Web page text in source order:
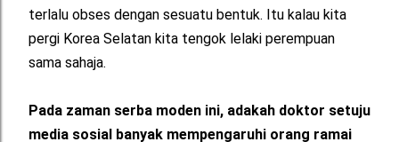
terlalu obses dengan sesuatu bentuk. Itu kalau kita
pergi Korea Selatan kita tengok lelaki perempuan
sama sahaja.
Pada zaman serba moden ini, adakah doktor setuju
media sosial banyak mempengaruhi orang ramai